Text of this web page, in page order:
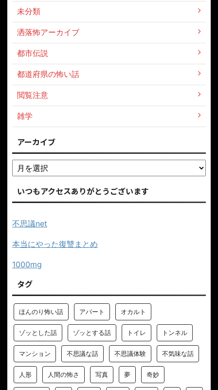
未分類
洒落怖アーカイブ
都市伝説
都道府県の怖い話
閲覧注意
雑学
アーカイブ
いつもアクセスありがとうございます
不思議net
本当にやった復讐まとめ
1000mg
タグ
ほんのり怖い話 アパート オカルト
ゾッとした話 ゾッとする話 トイレ トンネル
マンション 不思議な話 不思議体験 不気味な話
人形 人間の怖さ 写真 夢 奇妙